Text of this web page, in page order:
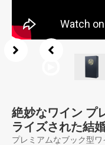
絶妙なワイン プ
ライズされた結
プレミアムなブック型